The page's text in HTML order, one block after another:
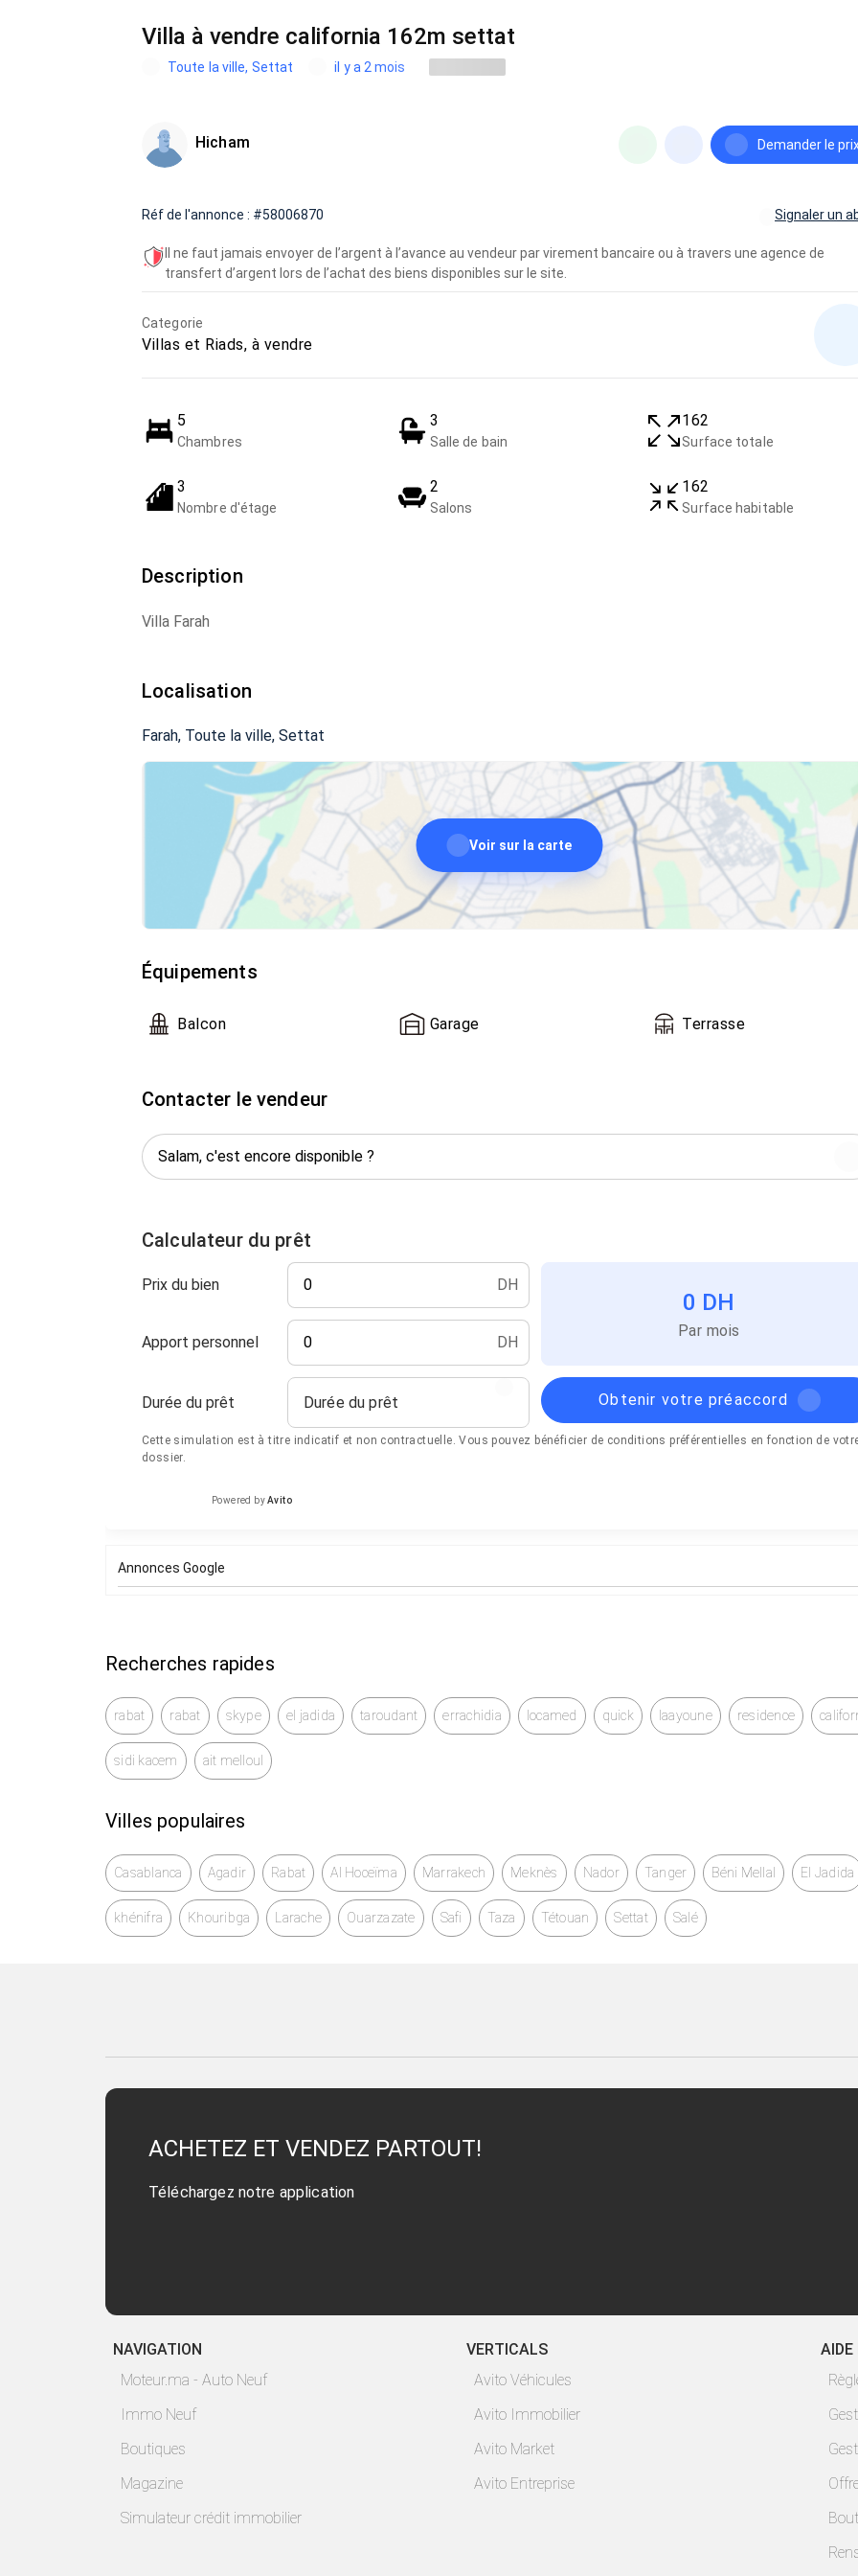
Villa à vendre california 162m settat
Toute la ville, Settat il y a 2 mois
Hicham Demander le
Réf de l'annonce : #58006870 Signaler un
Il ne faut jamais envoyer de l’argent à l’avance au vendeur par virement bancaire ou à travers une agence de
transfert d’argent lors de l’achat des biens disponibles sur le site.
Categorie
Villas et Riads, à vendre
5
Chambres
3
Salle de bain
162
Surface totale
3
Nombre d'étage
2
Salons
162
Surface habitable
Description
Villa Farah
Localisation
Farah, Toute la ville, Settat
Voir sur la carte
Équipements
Balcon Garage Terrasse
Contacter le vendeur
Calculateur du prêt
Prix du bien DH
Apport personnel DH
Durée du prêt Durée du prêt
0 DH
Par mois
Obtenir votre préaccord
Cette simulation est à titre indicatif et non contractuelle. Vous pouvez bénéficier de conditions préférentielles en fonction de
dossier.
Powered byAvito
Annonces Google
Recherches rapides
rabat rabat skype el jadida taroudant errachidia locamed quick laayoune residence
sidi kacem ait melloul
Villes populaires
Casablanca Agadir Rabat Al Hoceïma Marrakech Meknès Nador Tanger Béni Mellal El Jadida
khénifra Khouribga Larache Ouarzazate Safi Taza Tétouan Settat Salé
ACHETEZ ET VENDEZ PARTOUT!
Téléchargez notre application
NAVIGATION
Moteur.ma - Auto Neuf
Immo Neuf
Boutiques
Magazine
Simulateur crédit immobilier
VERTICALS
Avito Véhicules
Avito Immobilier
Avito Market
Avito Entreprise
AIDE